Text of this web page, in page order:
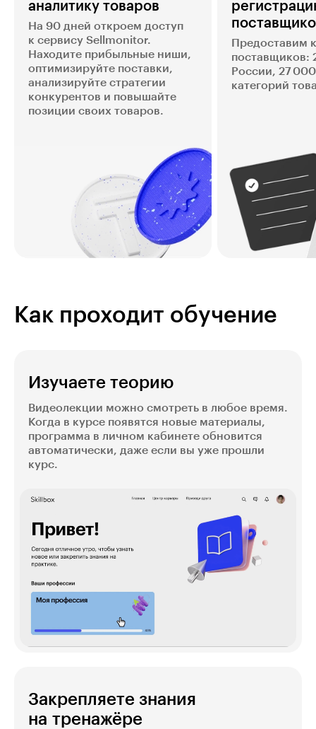
аналитику товаров
На 90 дней откроем доступ
к сервису Sellmonitor.
Находите прибыльные ниши,
оптимизируйте поставки,
анализируйте стратегии
конкурентов и повышайте
позиции своих товаров.
Предоставим
поставщиков:
России, 27
категорий
Как проходит обучение
Изучаете теорию
Видеолекции можно смотреть в любое время.
Когда в курсе появятся новые материалы,
программа в личном кабинете обновится
автоматически, даже если вы уже прошли
курс.
Закрепляете знания
на тренажёре